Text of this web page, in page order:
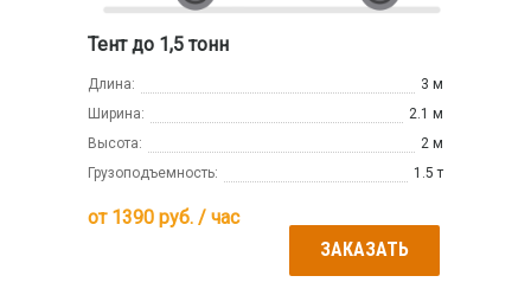
Тент до 1,5 тонн
Длина:
3 м
Ширина:
2.1 м
Высота:
2 м
Грузоподъемность:
1.5 т
от 1390 руб. / час
ЗАКАЗАТЬ